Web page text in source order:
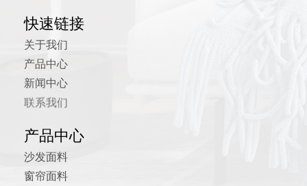
快速链接
关于我们
产品中心
新闻中心
联系我们
产品中心
沙发面料
窗帘面料